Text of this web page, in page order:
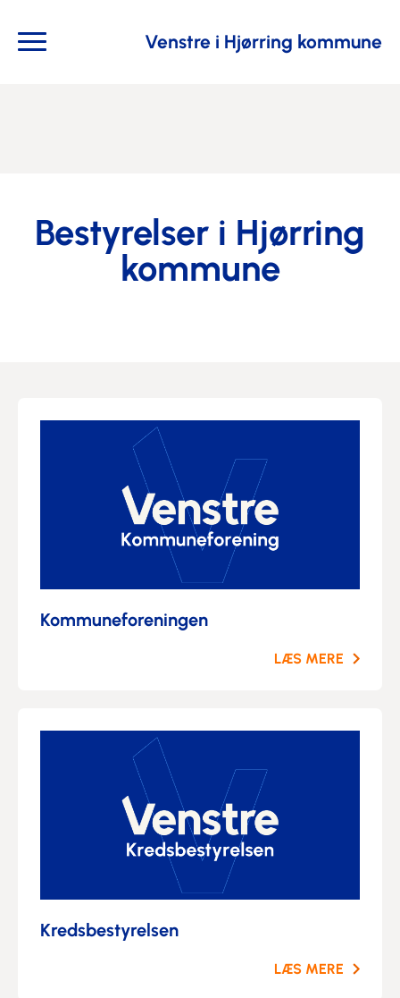
Venstre i Hjørring kommune
Bestyrelser i Hjørring
kommune
Kommuneforeningen
LÆS MERE
Kredsbestyrelsen
LÆS MERE